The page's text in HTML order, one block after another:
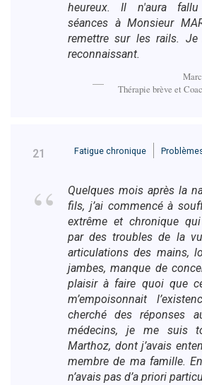
heureux. Il n'aura
séances à Monsieur
remettre sur les rails.
reconnaissant.
Thérapie brève et
21 Fatigue chronique
Quelques mois après la
fils, j’ai commencé à
extrême et chronique
par des troubles de la
articulations des mains,
jambes, manque de
plaisir à faire quoi que
m’empoisonnait
cherché des réponses
médecins, je me suis
Marthoz, dont j’avais
membre de ma famille.
n’avais pas d’a priori